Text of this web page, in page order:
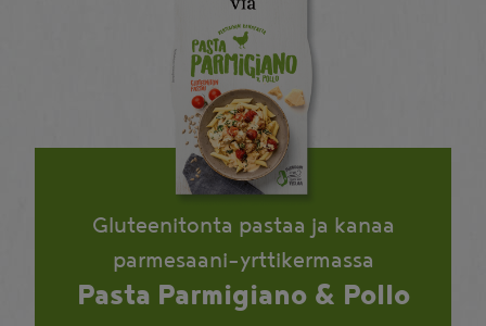
Gluteenitonta pastaa ja kanaa
parmesaani-yrttikermassa
Pasta Parmigiano & Pollo